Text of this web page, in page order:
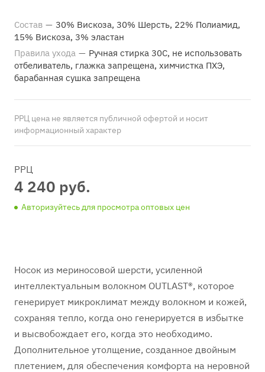
Состав — 30% Вискоза, 30% Шерсть, 22% Полиамид,
15% Вискоза, 3% эластан
Правила ухода — Ручная стирка 30С, не использовать
отбеливатель, глажка запрещена, химчистка ПХЭ,
барабанная сушка запрещена
РРЦ цена не является публичной офертой и носит
информационный характер
РРЦ
4 240 руб.
Авторизуйтесь для просмотра оптовых цен
Носок из мериносовой шерсти, усиленной
интеллектуальным волокном OUTLAST®, которое
генерирует микроклимат между волокном и кожей,
сохраняя тепло, когда оно генерируется в избытке
и высвобождает его, когда это необходимо.
Дополнительное утолщение, созданное двойным
плетением, для обеспечения комфорта на неровной